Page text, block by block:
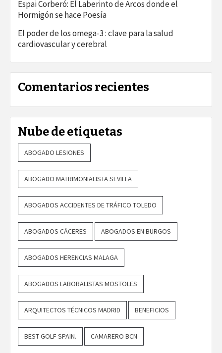
Espai Corberó: El Laberinto de Arcos donde el
Hormigón se hace Poesía
El poder de los omega-3 : clave para la salud
cardiovascular y cerebral
Comentarios recientes
Nube de etiquetas
ABOGADO LESIONES
ABOGADO MATRIMONIALISTA SEVILLA
ABOGADOS ACCIDENTES DE TRÁFICO TOLEDO
ABOGADOS CÁCERES ABOGADOS EN BURGOS
ABOGADOS HERENCIAS MALAGA
ABOGADOS LABORALISTAS MOSTOLES
ARQUITECTOS TÉCNICOS MADRID BENEFICIOS
BEST GOLF SPAIN. CAMARERO BCN